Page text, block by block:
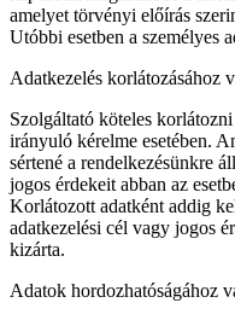
amelyet törvényi előírás
Utóbbi esetben a személyes
Adatkezelés korlátozásához
Szolgáltató köteles
irányuló kérelme esetében.
sértené a rendelkezésünkre
jogos érdekeit abban az
Korlátozott adatként addig
adatkezelési cél vagy jogos
kizárta.
Adatok hordozhatóságához